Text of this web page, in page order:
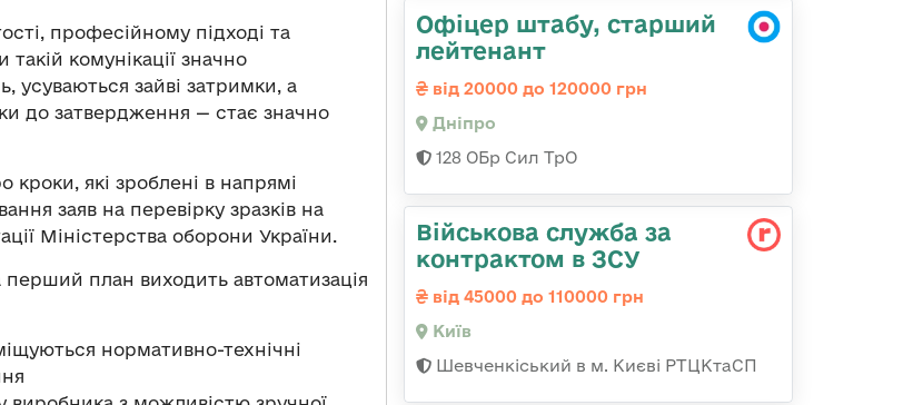
професійному підході та
комунікації значно
усуваються зайві затримки, а
до затвердження — стає значно
кроки, які зроблені в напрямі
заяв на перевірку зразків на
Міністерства оборони України.
план виходить автоматизація
нормативно-технічні
Офіцер штабу, старший
лейтенант
від 20000 до 120000 грн
Дніпро
128 ОБр Сил ТрО
Військова служба за
контрактом в ЗСУ
від 45000 до 110000 грн
Київ
Шевченкіський в м. Києві РТЦКтаСП